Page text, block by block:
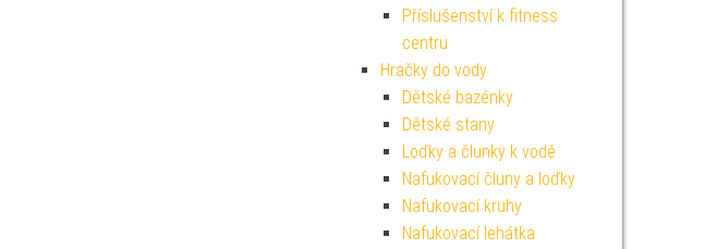
Příslušenství k fitness
centru
Hračky do vody
Dětské bazénky
Dětské stany
Loďky a člunky k vodě
Nafukovací čluny a loďky
Nafukovací kruhy
Nafukovací lehátka